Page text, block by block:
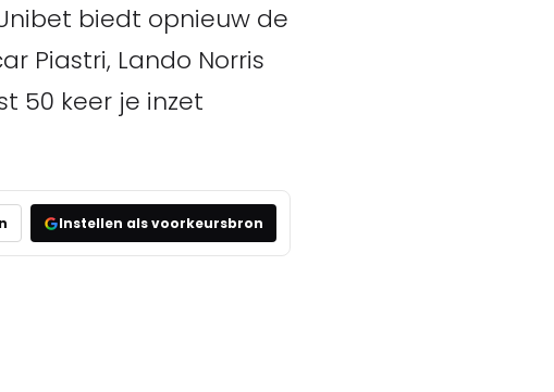
biedt opnieuw de
Piastri, Lando Norris
50 keer je inzet
Instellen als voorkeursbron